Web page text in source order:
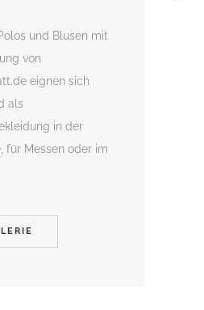
und Blusen mit
von
eignen sich
als
in der
für Messen oder im